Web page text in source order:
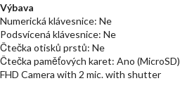
Výbava
Numerická klávesnice: Ne
Podsvícená klávesnice: Ne
Čtečka otisků prstů: Ne
Čtečka paměťových karet: Ano (MicroSD)
FHD Camera with 2 mic. with shutter